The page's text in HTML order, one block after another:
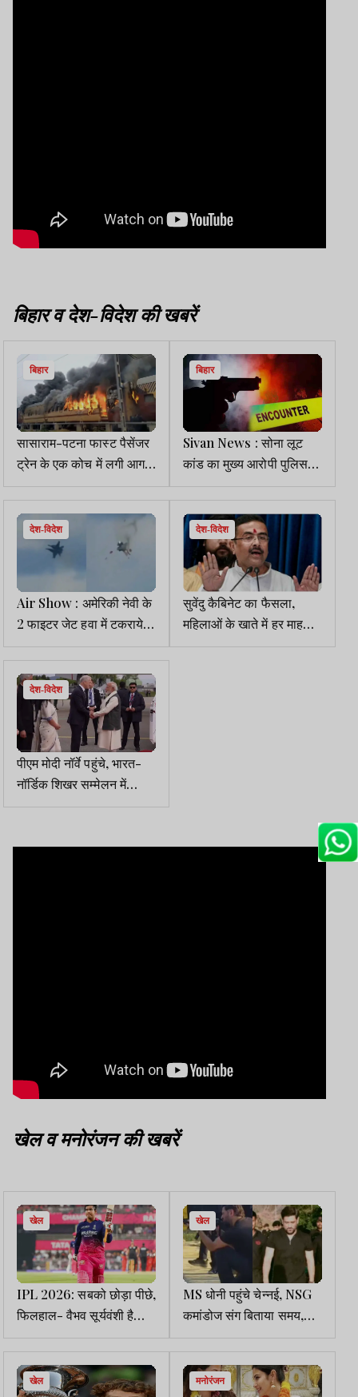
बिहार व देश-विदेश की खबरें
बिहार
सासाराम-पटना फास्ट पैसेंजर
ट्रेन के एक कोच में लगी आग,
स्टेशन पर मची अफरा-तफरी
बिहार
Sivan News : सोना लूट
कांड का मुख्य आरोपी पुलिस
एनकाउंटर में घायल, अस्पताल
में भर्ती
देश-विदेश
Air Show : अमेरिकी नेवी के
2 फाइटर जेट हवा में टकराये,
सभी पायलट इजेक्ट होकर
बाहर निकलने में कामयाब
देश-विदेश
सुवेंदु कैबिनेट का फैसला,
महिलाओं के खाते में हर माह
3000, मुफ्त बस यात्रा, 7वें
देश-विदेश
पीएम मोदी नॉर्वे पहुंचे, भारत-
नॉर्डिक शिखर सम्मेलन में
शामिल होंगे, स्वीडन ने सर्वोच्च
खेल व मनोरंजन की खबरें
खेल
IPL 2026: सबको छोड़ा पीछे,
फिलहाल- वैभव सूर्यवंशी है
‘बाउंड्री किंग’
खेल
MS धोनी पहुंचे चेन्नई, NSG
कमांडोज संग बिताया समय,
मशीनगन चलाई
खेल मनोरंजन